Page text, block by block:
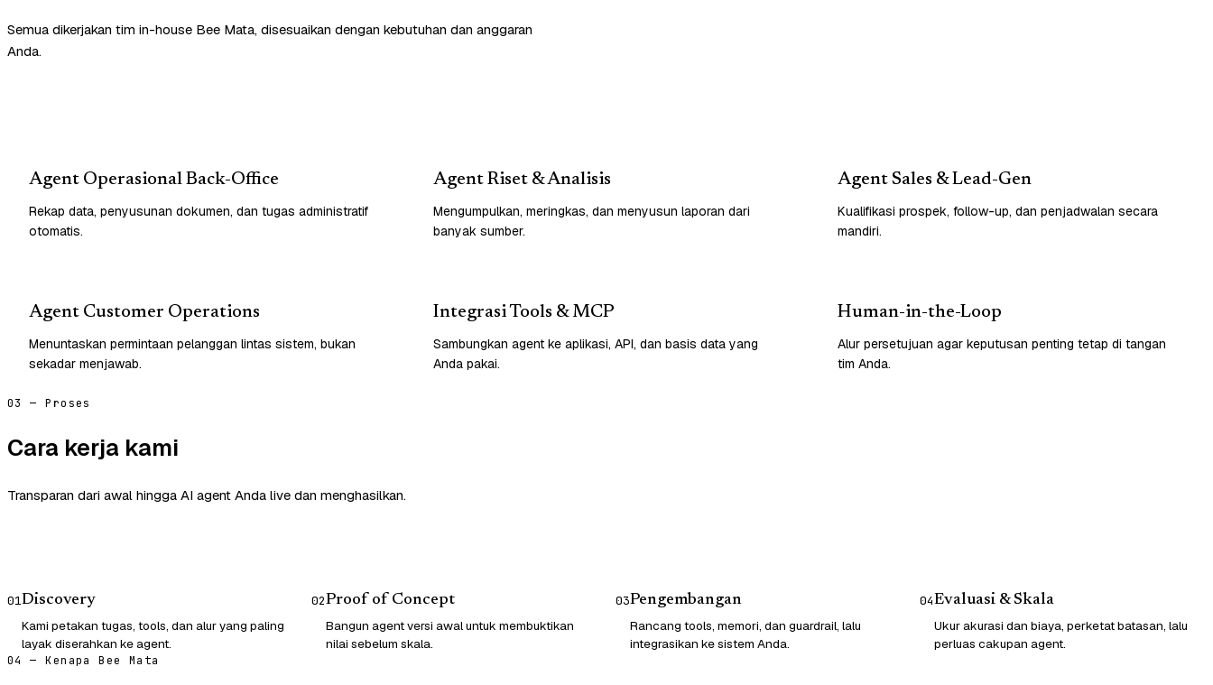
Semua dikerjakan tim in-house Bee Mata, disesuaikan dengan kebutuhan dan anggaran
Anda.
Agent Operasional Back-Office
Rekap data, penyusunan dokumen, dan tugas administratif
otomatis.
Agent Riset & Analisis
Mengumpulkan, meringkas, dan menyusun laporan dari
banyak sumber.
Agent Sales & Lead-Gen
Kualifikasi prospek, follow-up, dan penjadwalan secara
mandiri.
Agent Customer Operations
Menuntaskan permintaan pelanggan lintas sistem, bukan
sekadar menjawab.
Integrasi Tools & MCP
Sambungkan agent ke aplikasi, API, dan basis data yang
Anda pakai.
Human-in-the-Loop
Alur persetujuan agar keputusan penting tetap di tangan
tim Anda.
03 — Proses
Cara kerja kami
Transparan dari awal hingga AI agent Anda live dan menghasilkan.
01Discovery
Kami petakan tugas, tools, dan alur yang paling
layak diserahkan ke agent.
02Proof of Concept
Bangun agent versi awal untuk membuktikan
nilai sebelum skala.
03Pengembangan
Rancang tools, memori, dan guardrail, lalu
integrasikan ke sistem Anda.
04Evaluasi & Skala
Ukur akurasi dan biaya, perketat batasan, lalu
perluas cakupan agent.
04 — Kenapa Bee Mata